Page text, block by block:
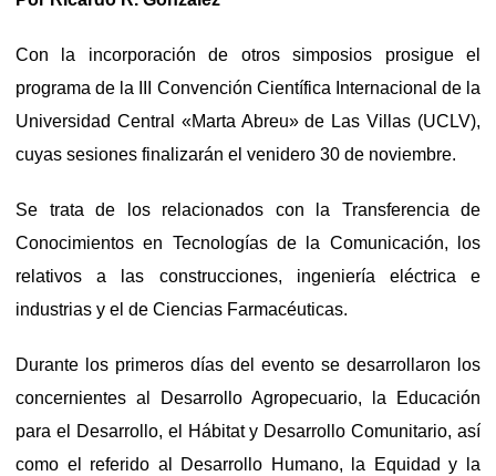
Con la incorporación de otros simposios prosigue el
programa de la III Convención Científica Internacional de la
Universidad Central «Marta Abreu» de Las Villas (UCLV),
cuyas sesiones finalizarán el venidero 30 de noviembre.
Se trata de los relacionados con la Transferencia de
Conocimientos en Tecnologías de la Comunicación, los
relativos a las construcciones, ingeniería eléctrica e
industrias y el de Ciencias Farmacéuticas.
Durante los primeros días del evento se desarrollaron los
concernientes al Desarrollo Agropecuario, la Educación
para el Desarrollo, el Hábitat y Desarrollo Comunitario, así
como el referido al Desarrollo Humano, la Equidad y la